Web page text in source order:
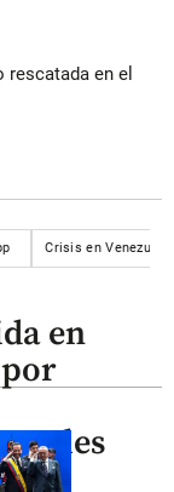
en el
Crisis en Venezuela
en